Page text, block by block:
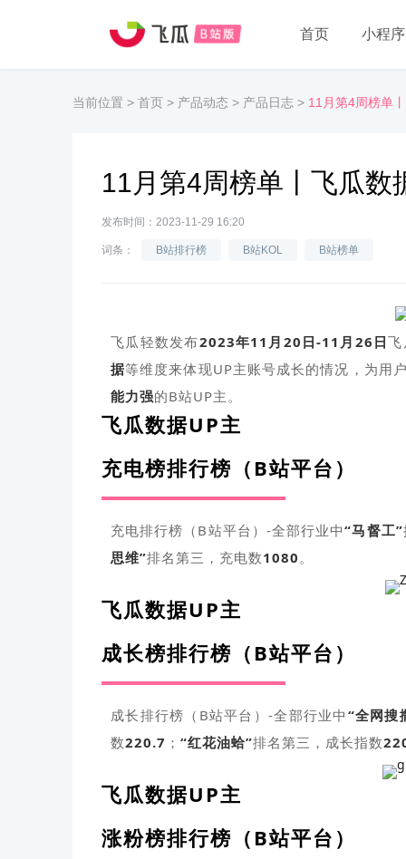
首页 小程序
当前位置 > 首页 > 产品动态 > 产品日志 > 11月第4周榜单
11月第4周榜单丨飞瓜数
发布时间：2023-11-29 16:20
词条： B站排行榜 B站KOL B站榜单
飞瓜轻数发布2023年11月20日-11月26日飞
据等维度来体现UP主账号成长的情况，为用
能力强的B站UP主。
飞瓜数据UP主
充电榜排行榜（B站平台）
充电排行榜（B站平台）-全部行业中“马督工”
思维”排名第三，充电数1080。
飞瓜数据UP主
成长榜排行榜（B站平台）
成长排行榜（B站平台）-全部行业中 “全网搜
数220.7 ； “红花油蛤”排名第三，成长指数
飞瓜数据UP主
涨粉榜排行榜（B站平台）